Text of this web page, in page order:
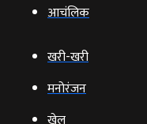
आचंलिक
खरी-खरी
मनोरंजन